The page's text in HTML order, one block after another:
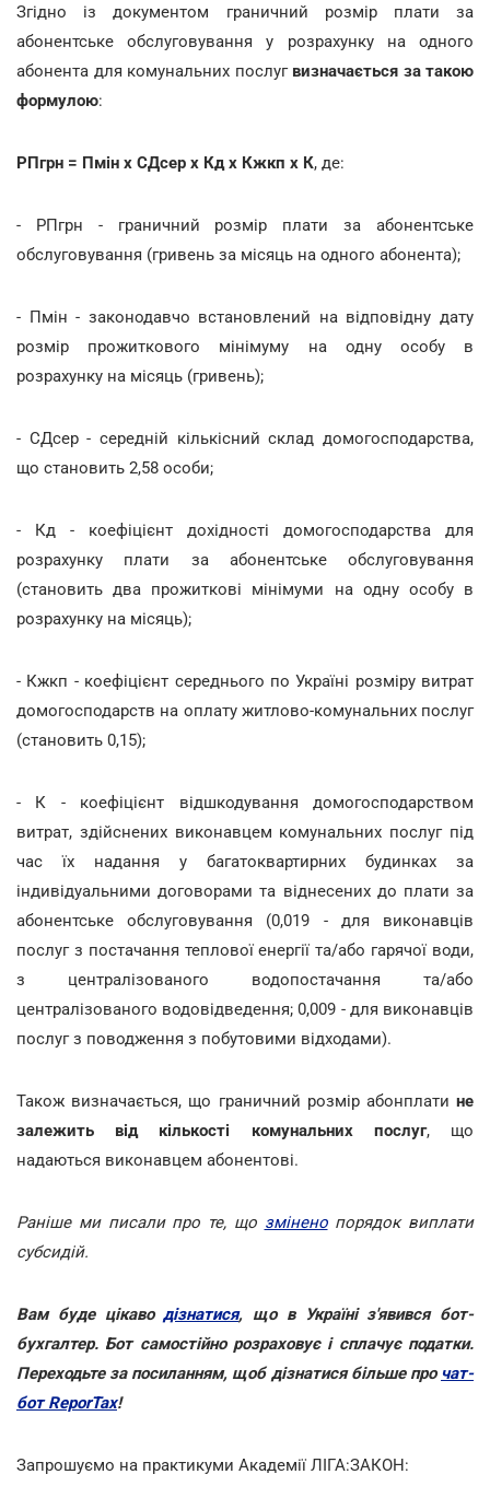
Згідно із документом граничний розмір плати за
абонентське обслуговування у розрахунку на одного
абонента для комунальних послуг визначається за такою
формулою:
РПгрн = Пмін х СДсер х Кд х Кжкп х К, де:
- РПгрн - граничний розмір плати за абонентське
обслуговування (гривень за місяць на одного абонента);
- Пмін - законодавчо встановлений на відповідну дату
розмір прожиткового мінімуму на одну особу в
розрахунку на місяць (гривень);
- СДсер - середній кількісний склад домогосподарства,
що становить 2,58 особи;
- Кд - коефіцієнт дохідності домогосподарства для
розрахунку плати за абонентське обслуговування
(становить два прожиткові мінімуми на одну особу в
розрахунку на місяць);
- Кжкп - коефіцієнт середнього по Україні розміру витрат
домогосподарств на оплату житлово-комунальних послуг
(становить 0,15);
- К - коефіцієнт відшкодування домогосподарством
витрат, здійснених виконавцем комунальних послуг під
час їх надання у багатоквартирних будинках за
індивідуальними договорами та віднесених до плати за
абонентське обслуговування (0,019 - для виконавців
послуг з постачання теплової енергії та/або гарячої води,
з централізованого водопостачання та/або
централізованого водовідведення; 0,009 - для виконавців
послуг з поводження з побутовими відходами).
Також визначається, що граничний розмір абонплати не
залежить від кількості комунальних послуг, що
надаються виконавцем абонентові.
Раніше ми писали про те, що зміненопорядок виплати
субсидій.
Вам буде цікаводізнатися, що в Україні з'явився бот-
бухгалтер. Бот самостійно розраховує і сплачує податки.
Переходьте за посиланням, щоб дізнатися більше про чат-
бот ReporTax!
Запрошуємо на практикуми Академії ЛІГА:ЗАКОН: